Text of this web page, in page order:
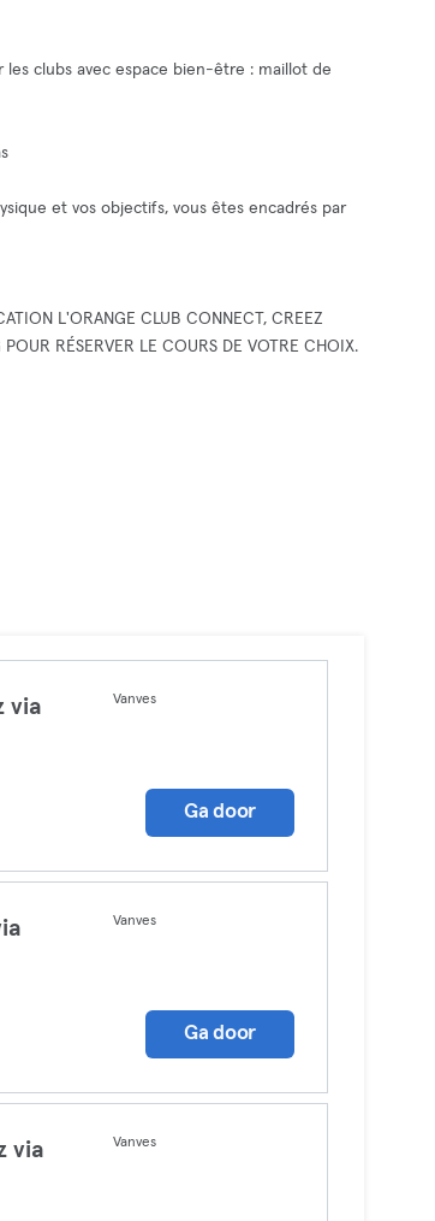
les clubs avec espace bien-être : maillot de
et vos objectifs, vous êtes encadrés par
L'ORANGE CLUB CONNECT, CREEZ
RÉSERVER LE COURS DE VOTRE CHOIX.
via
Vanves
Ga door
Vanves
Ga door
via
Vanves